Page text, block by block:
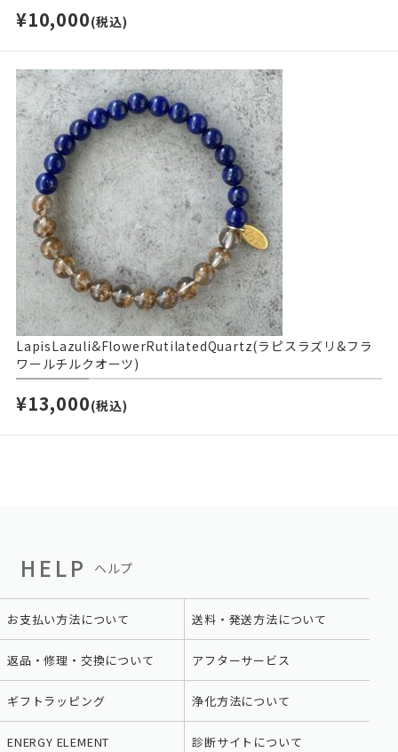
¥10,000(税込)
LapisLazuli&FlowerRutilatedQuartz(ラピスラズリ&フラ
ワールチルクオーツ)
¥13,000(税込)
HELP ヘルプ
お支払い方法について 送料・発送方法について
返品・修理・交換について アフターサービス
ギフトラッピング 浄化方法について
ENERGY ELEMENT 診断サイトについて